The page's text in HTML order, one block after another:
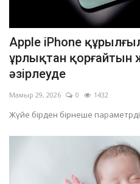
Apple iPhone
ұрлықтан қорғайтын
әзірлеуде
Мамыр 29, 2026 0 1432
Жүйе бірден бірнеше